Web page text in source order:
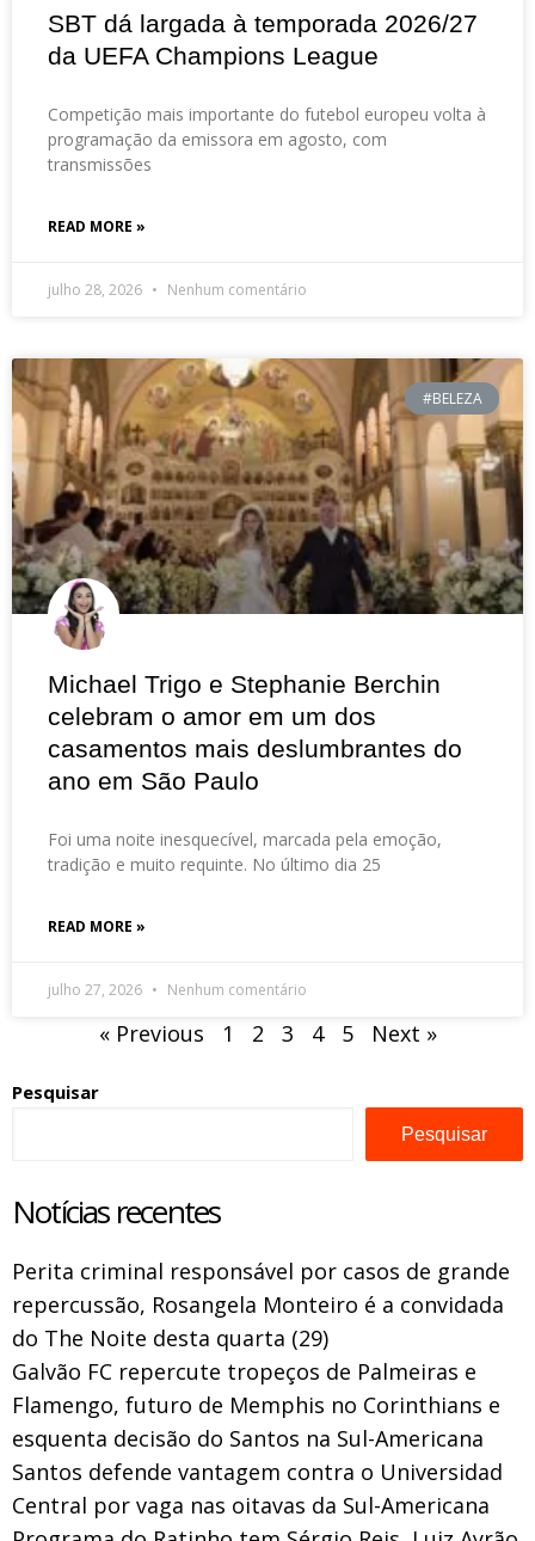
SBT dá largada à temporada 2026/27
da UEFA Champions League
Competição mais importante do futebol europeu volta à
programação da emissora em agosto, com
transmissões
READ MORE »
julho 28, 2026 Nenhum comentário
#BELEZA
Michael Trigo e Stephanie Berchin
celebram o amor em um dos
casamentos mais deslumbrantes do
ano em São Paulo
Foi uma noite inesquecível, marcada pela emoção,
tradição e muito requinte. No último dia 25
READ MORE »
julho 27, 2026 Nenhum comentário
« Previous 1 2 3 4 5 Next »
Pesquisar
Pesquisar
Notícias recentes
Perita criminal responsável por casos de grande
repercussão, Rosangela Monteiro é a convidada
do The Noite desta quarta (29)
Galvão FC repercute tropeços de Palmeiras e
Flamengo, futuro de Memphis no Corinthians e
esquenta decisão do Santos na Sul-Americana
Santos defende vantagem contra o Universidad
Central por vaga nas oitavas da Sul-Americana